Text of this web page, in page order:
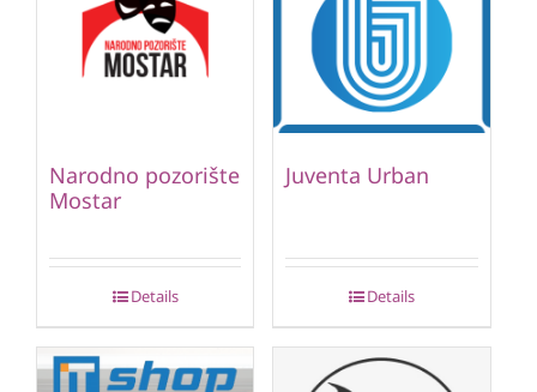
Narodno pozorište
Mostar
Details
Juventa Urban
Details